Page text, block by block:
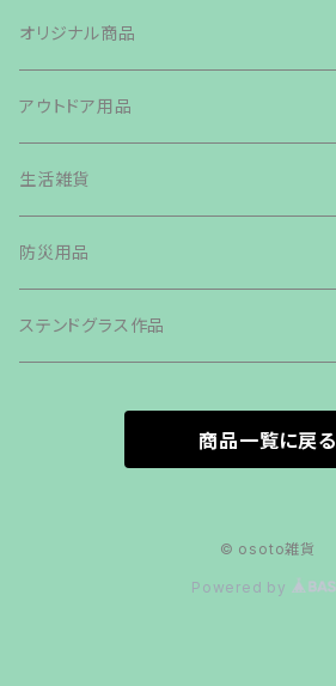
オリジナル商品
焚き火台
鉄板・ペグ
帆布生地商品
その他商品
アウトドア用品
テント・タープ
ライト・ランタン・ランプ
カトラリー
生活雑貨
バッグ類
防災用品
ステンドグラス作品
オイルランプシェードvaloa
LEDランタンシェードOCTAGON
商品一覧に戻る
© osoto雑貨
Powered by